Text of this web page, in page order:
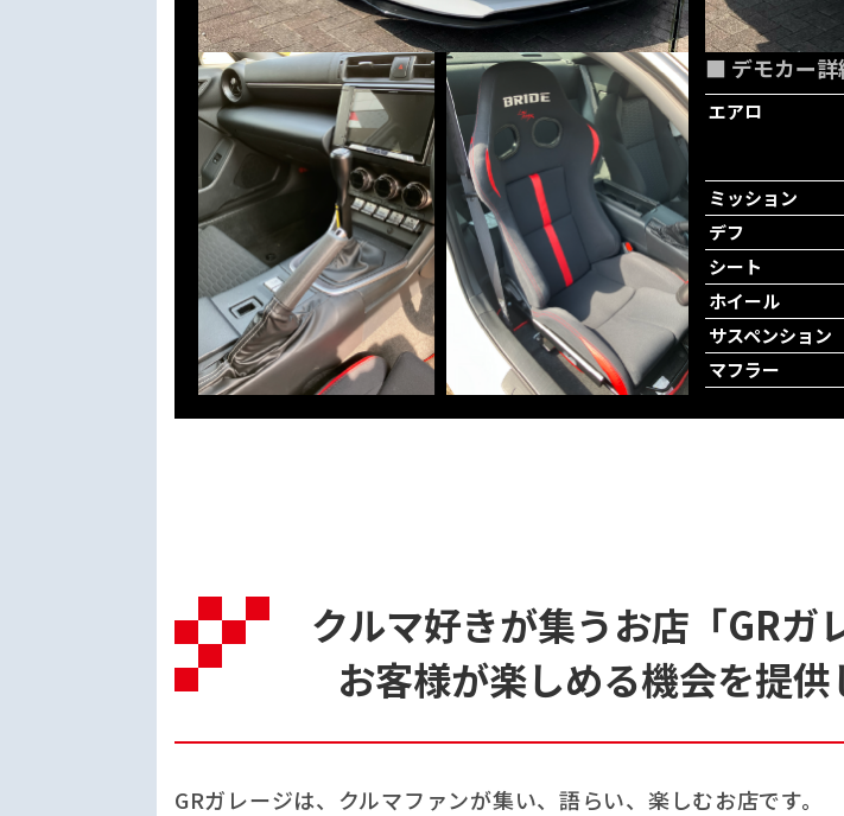
■ デモカー詳
エアロ
ミッション
デフ
シート
ホイール
サスペンション
マフラー
クルマ好きが集うお店 「GRガ
お客様が楽しめる機会を提供
GRガレージは、クルマファンが集い、語らい、楽しむお店です。